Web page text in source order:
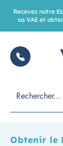
Recevez notre
sa VAE et
Obtenir le